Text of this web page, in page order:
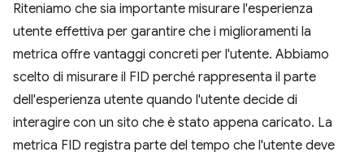
Riteniamo che sia importante misurare l'esperienza
utente effettiva per garantire che i miglioramenti la
metrica offre vantaggi concreti per l'utente. Abbiamo
scelto di misurare il FID perché rappresenta il parte
dell'esperienza utente quando l'utente decide di
interagire con un sito che è stato appena caricato. La
metrica FID registra parte del tempo che l'utente deve